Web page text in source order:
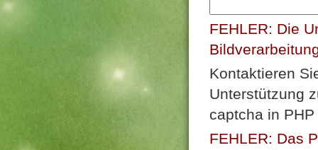
FEHLER: Die
Kontaktieren
Unterstützung
captcha in
FEHLER: Das